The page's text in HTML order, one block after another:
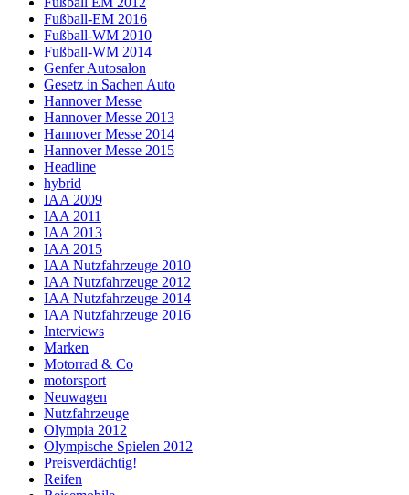
Fußball-EM 2016
Fußball-WM 2010
Fußball-WM 2014
Genfer Autosalon
Gesetz in Sachen Auto
Hannover Messe
Hannover Messe 2013
Hannover Messe 2014
Hannover Messe 2015
Headline
hybrid
IAA 2009
IAA 2011
IAA 2013
IAA 2015
IAA Nutzfahrzeuge 2010
IAA Nutzfahrzeuge 2012
IAA Nutzfahrzeuge 2014
IAA Nutzfahrzeuge 2016
Interviews
Marken
Motorrad & Co
motorsport
Neuwagen
Nutzfahrzeuge
Olympia 2012
Olympische Spielen 2012
Preisverdächtig!
Reifen